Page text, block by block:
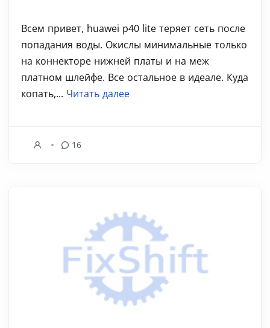
Всем привет, huawei p40 lite теряет сеть после
попадания воды. Окислы минимальные только
на коннекторе нижней платы и на меж
платном шлейфе. Все остальное в идеале. Куда
копать,... Читать далее
16